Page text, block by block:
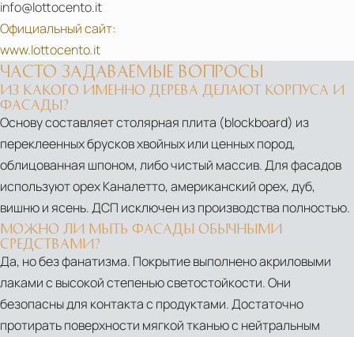
info@lottocento.it
Официальный сайт:
www.lottocento.it
ЧАСТО ЗАДАВАЕМЫЕ ВОПРОСЫ
ИЗ КАКОГО ИМЕННО ДЕРЕВА ДЕЛАЮТ КОРПУСА И
ФАСАДЫ?
Основу составляет столярная плита (blockboard) из
переклеенных брусков хвойных или ценных пород,
облицованная шпоном, либо чистый массив. Для фасадов
используют орех Каналетто, американский орех, дуб,
вишню и ясень. ДСП исключен из производства полностью.
МОЖНО ЛИ МЫТЬ ФАСАДЫ ОБЫЧНЫМИ
СРЕДСТВАМИ?
Да, но без фанатизма. Покрытие выполнено акриловыми
лаками с высокой степенью светостойкости. Они
безопасны для контакта с продуктами. Достаточно
протирать поверхности мягкой тканью с нейтральным